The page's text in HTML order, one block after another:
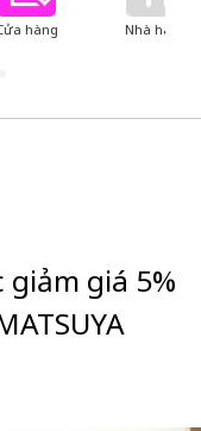
hàng Nhà hàng
giá 5%